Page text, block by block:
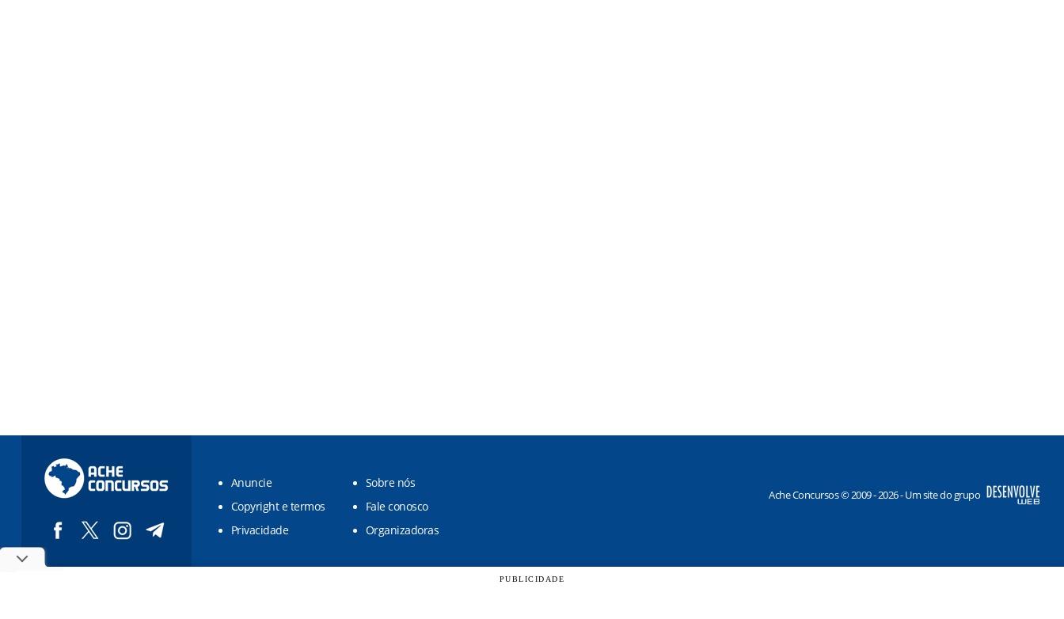
Anuncie
Sobre nós
Copyright e termos
Fale conosco
Privacidade
Organizadoras
Ache Concursos © 2009 - 2026 - Um site do grupo
PUBLICIDADE